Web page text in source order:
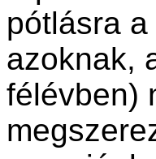
pótlásra
azoknak,
félévben)